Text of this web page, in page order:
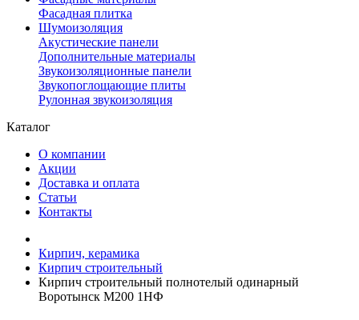
Фасадная плитка
Шумоизоляция
Акустические панели
Дополнительные материалы
Звукоизоляционные панели
Звукопоглощающие плиты
Рулонная звукоизоляция
Каталог
О компании
Акции
Доставка и оплата
Статьи
Контакты
Кирпич, керамика
Кирпич строительный
Кирпич строительный полнотелый одинарный
Воротынск М200 1НФ